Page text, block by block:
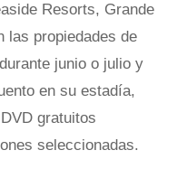
Resorts, Grande
las propiedades de
junio o julio y
en su estadía,
gratuitos
seleccionadas.